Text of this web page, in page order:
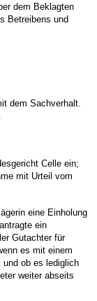
dem Beklagten
Betreibens und
dem Sachverhalt.
Celle ein;
mit Urteil vom
eine Einholung
ein
Gutachter für
es mit einem
und ob es lediglich
weiter abseits